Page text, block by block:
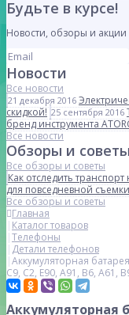
Будьте в курсе!
Новости, обзоры и акции
Новости
Все новости
21 декабря 2016
скидкой! 25 сентября 2016
бренд инструмента
Все новости
Обзоры и советы
Все обзоры и советы
Как отследить
для повседневной
Все обзоры и советы
Главная
Каталог товаров
Телефоны
Детали телефонов
Аккумуляторная
C9, C2, E90, A91, B6, A61,
Аккумуляторная